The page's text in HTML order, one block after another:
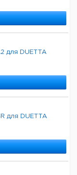
для DUETTA
для DUETTA